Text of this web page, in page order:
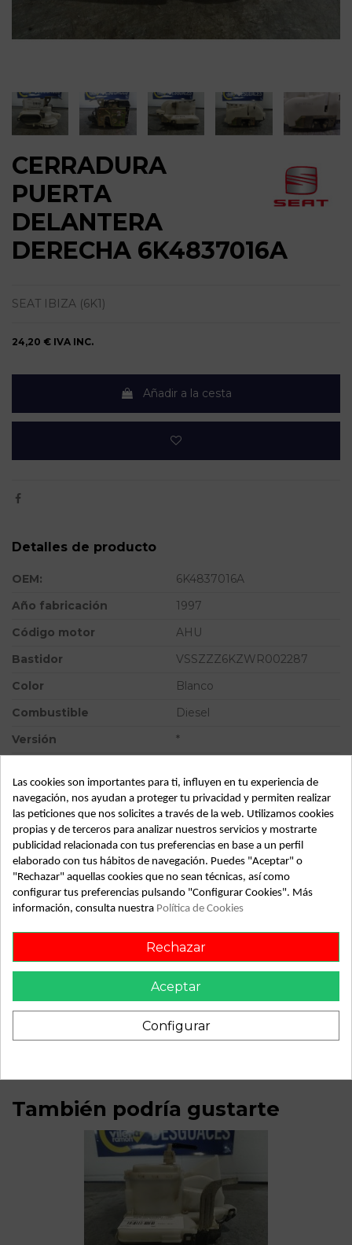
CERRADURA
PUERTA
DELANTERA
DERECHA 6K4837016A
SEAT IBIZA (6K1)
24,20 € IVA INC.
Añadir a la cesta
Detalles de producto
OEM:
6K4837016A
Año fabricación
1997
Código motor
AHU
Bastidor
VSSZZZ6KZWR002287
Color
Blanco
Combustible
Diesel
Versión
*
Tipo vehículo
Turismo
Almacén
49349
SubAlmacén
359
SubSubAlmacén
100028916
ID: 813360
Recambio de cerradura puerta delantera derecha para seat
ibiza (6k1) referencia OEM IAM 6K4837016A
También podría gustarte
Las cookies son importantes para ti, influyen en tu experiencia de
navegación, nos ayudan a proteger tu privacidad y permiten realizar
las peticiones que nos solicites a través de la web. Utilizamos cookies
propias y de terceros para analizar nuestros servicios y mostrarte
publicidad relacionada con tus preferencias en base a un perfil
elaborado con tus hábitos de navegación. Puedes "Aceptar" o
"Rechazar" aquellas cookies que no sean técnicas, así como
configurar tus preferencias pulsando "Configurar Cookies". Más
información, consulta nuestra Política de Cookies
Rechazar
Aceptar
Configurar